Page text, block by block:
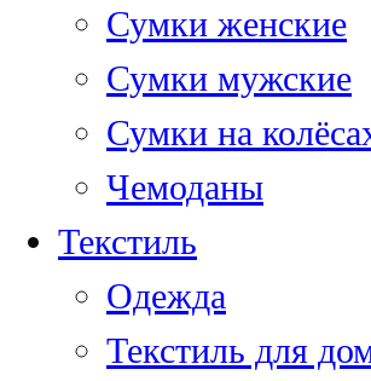
Сумки женские
Сумки мужские
Сумки на
Чемоданы
Текстиль
Одежда
Текстиль для